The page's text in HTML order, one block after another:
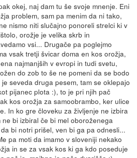
okej, naj dam tu še svoje mnenje. Eni
problem, sam pa menim da ni tako,
nismo niti slučajno ponoreli strelci ki v
orožje je velika skrb in
vsi... Drugače pa poglejmo
vsak tretji švicar doma en kos orožja,
najmanjših v evropi in tudi svetu,
do zob to še ne pomeni da se bodo
seveda druga pesem, tam se oklepajo
pijanec plota :), to je pri njih pač
kos orožja za samoobrambo, ker ulice
In ko gre človeku za življenje ne izbira
bi izbiral če bi mel oboroženega
bi notri prišel, ven bi ga pa odnesli...
pa moti da imamo v sloveniji nekako
in se za vsak kos ki ga kdo poseduje